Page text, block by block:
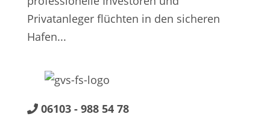
Privatanleger flüchten in den sicheren
Hafen...
06103 - 988 54 78